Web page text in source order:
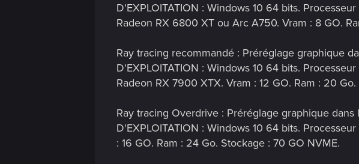
D'EXPLOITATION : Windows 10 64 bits.
Radeon RX 6800 XT ou Arc A750. Vram : 8 GO.
Ray tracing recommandé : Préréglage graphique
D'EXPLOITATION : Windows 10 64 bits.
Radeon RX 7900 XTX. Vram : 12 GO. Ram : 20
Ray tracing Overdrive : Préréglage graphique
D'EXPLOITATION : Windows 10 64 bits.
: 16 GO. Ram : 24 Go. Stockage : 70 GO NVME.